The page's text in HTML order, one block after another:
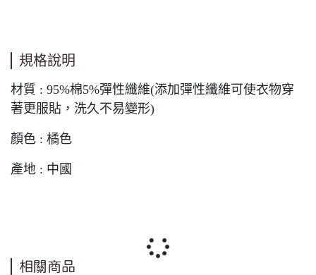
規格說明
材質 : 95%棉5%彈性纖維(添加彈性纖維可使衣物穿
著更服貼，洗久不易變形)
顏色 : 橘色
產地 : 中國
相關商品